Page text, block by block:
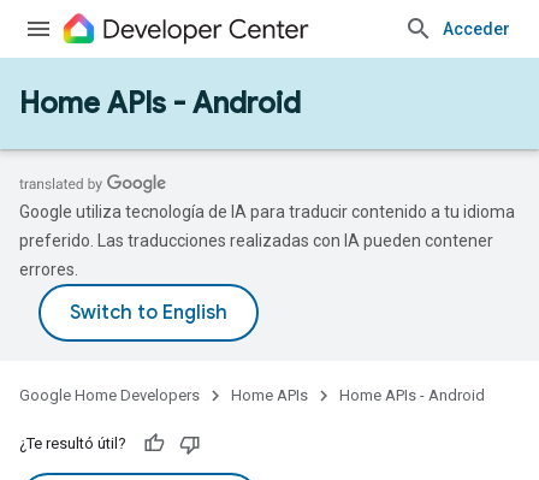
Acceder
Home APIs - Android
Google utiliza tecnología de IA para traducir contenido a tu idioma
preferido. Las traducciones realizadas con IA pueden contener
errores.
Google Home Developers Home APIs Home APIs - Android
¿Te resultó útil?